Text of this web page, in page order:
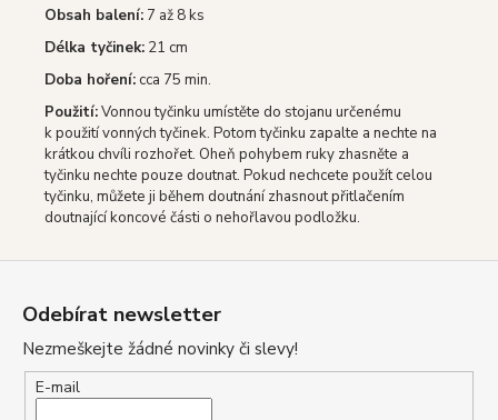
Obsah balení: 7 až 8 ks
Délka tyčinek: 21 cm
Doba hoření:cca 75 min.
Použití:Vonnou tyčinku umístěte do stojanu určenému
k použití vonných tyčinek. Potom tyčinku zapalte a nechte na
krátkou chvíli rozhořet. Oheň pohybem ruky zhasněte a
tyčinku nechte pouze doutnat. Pokud nechcete použít celou
tyčinku, můžete ji během doutnání zhasnout přitlačením
doutnající koncové části o nehořlavou podložku.
Odebírat newsletter
Nezmeškejte žádné novinky či slevy!
E-mail